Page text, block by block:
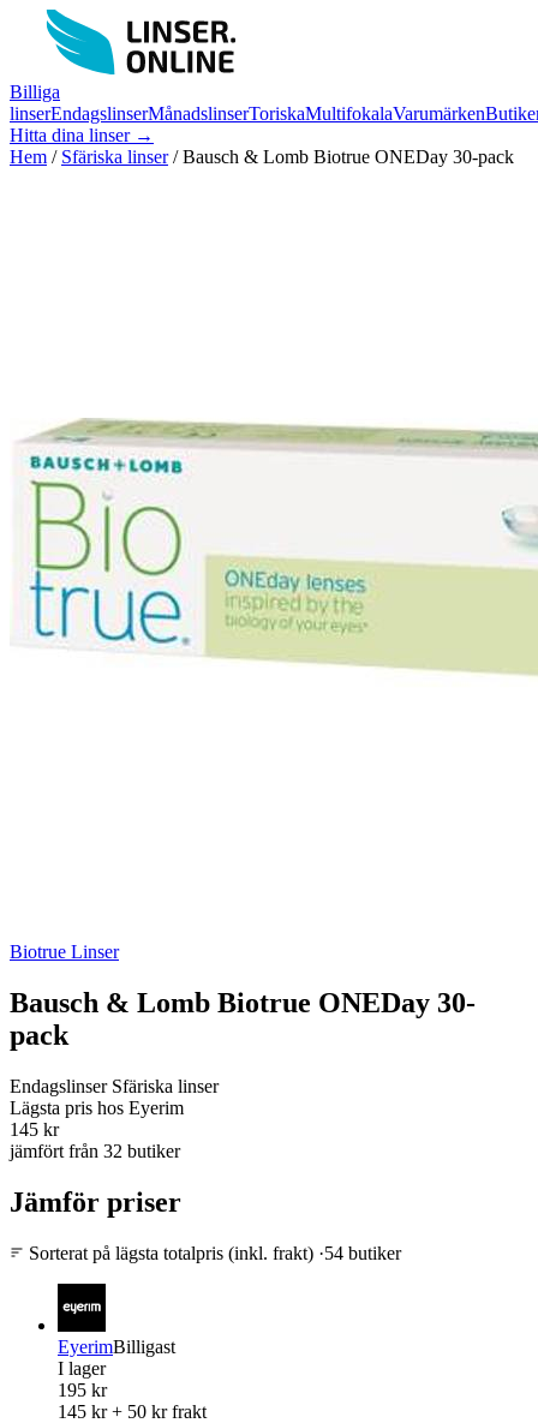
Billiga
linserEndagslinserMånadslinserToriskaMultifokalaVarumärken
Hitta dina linser →
Hem / Sfäriska linser / Bausch & Lomb Biotrue ONEDay 30-pack
Biotrue Linser
Bausch & Lomb Biotrue ONEDay 30-
pack
Endagslinser Sfäriska linser
Lägsta pris hos Eyerim
145 kr
jämfört från 32 butiker
Jämför priser
Sorterat på lägsta totalpris (inkl. frakt) ·54 butiker
EyerimBilligast
I lager
195 kr
145 kr + 50 kr frakt